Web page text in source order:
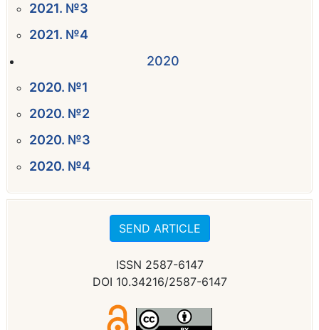
SEND ARTICLE
ISSN 2587-6147
DOI 10.34216/2587-6147
2021. №3
2021. №4
2020
2020. №1
2020. №2
2020. №3
2020. №4